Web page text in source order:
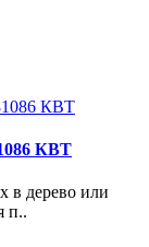
КВТ
в дерево или
п..